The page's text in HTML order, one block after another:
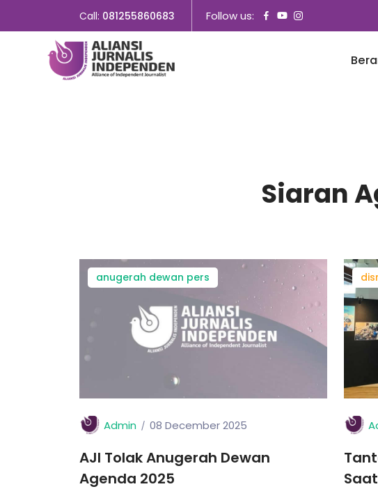
Call: 081255860683 Follow us:
Siaran
anugerah dewan pers
Admin 08 December 2025
AJI Tolak Anugerah Dewan
Agenda 2025